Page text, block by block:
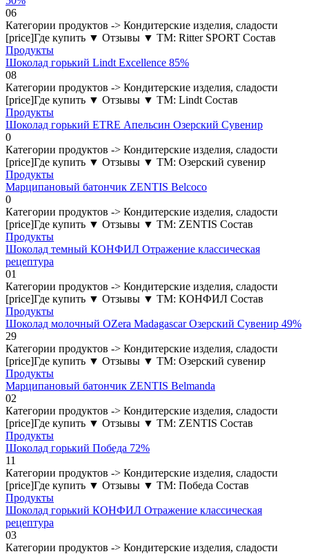
06
Категории продуктов -> Кондитерские изделия, сладости
[price]Где купить ▼ Отзывы ▼ ТМ: Ritter SPORT Состав
Продукты
Шоколад горький Lindt Excellence 85%
08
Категории продуктов -> Кондитерские изделия, сладости
[price]Где купить ▼ Отзывы ▼ ТМ: Lindt Состав
Продукты
Шоколад горький ETRE Апельсин Озерский Сувенир
0
Категории продуктов -> Кондитерские изделия, сладости
[price]Где купить ▼ Отзывы ▼ ТМ: Озерский сувенир
Продукты
Марципановый батончик ZENTIS Belcoco
0
Категории продуктов -> Кондитерские изделия, сладости
[price]Где купить ▼ Отзывы ▼ ТМ: ZENTIS Состав
Продукты
Шоколад темный КОНФИЛ Отражение классическая
рецептура
01
Категории продуктов -> Кондитерские изделия, сладости
[price]Где купить ▼ Отзывы ▼ ТМ: КОНФИЛ Состав
Продукты
Шоколад молочный OZera Madagascar Озерский Сувенир 49%
29
Категории продуктов -> Кондитерские изделия, сладости
[price]Где купить ▼ Отзывы ▼ ТМ: Озерский сувенир
Продукты
Марципановый батончик ZENTIS Belmanda
02
Категории продуктов -> Кондитерские изделия, сладости
[price]Где купить ▼ Отзывы ▼ ТМ: ZENTIS Состав
Продукты
Шоколад горький Победа 72%
11
Категории продуктов -> Кондитерские изделия, сладости
[price]Где купить ▼ Отзывы ▼ ТМ: Победа Состав
Продукты
Шоколад горький КОНФИЛ Отражение классическая
рецептура
03
Категории продуктов -> Кондитерские изделия, сладости